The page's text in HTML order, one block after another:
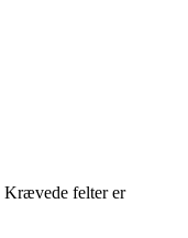
Krævede felter er